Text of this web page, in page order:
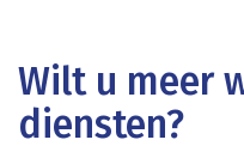
Wilt u meer
diensten?